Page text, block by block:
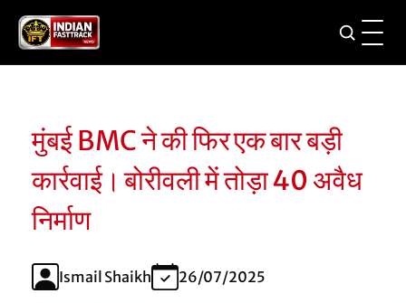
मुंबई BMC ने की फिर एक बार बड़ी
कार्रवाई। बोरीवली में तोड़ा 40 अवैध
निर्माण
Ismail Shaikh 26/07/2025